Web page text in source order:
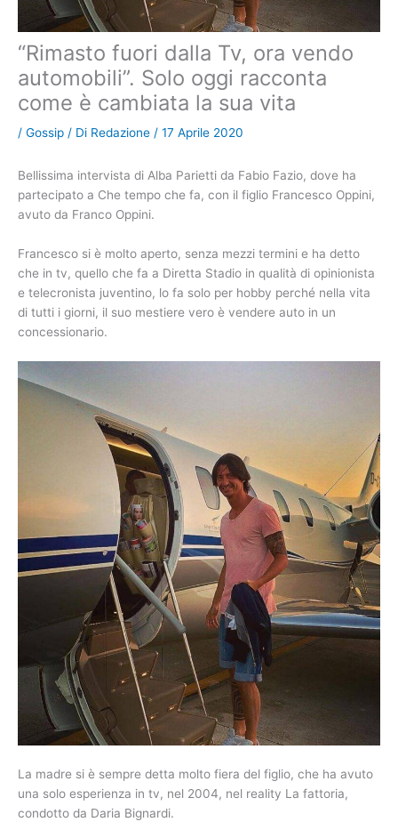
“Rimasto fuori dalla Tv, ora vendo
automobili”. Solo oggi racconta
come è cambiata la sua vita
/ Gossip / Di Redazione / 17 Aprile 2020
Bellissima intervista di Alba Parietti da Fabio Fazio, dove ha
partecipato a Che tempo che fa, con il figlio Francesco Oppini,
avuto da Franco Oppini.
Francesco si è molto aperto, senza mezzi termini e ha detto
che in tv, quello che fa a Diretta Stadio in qualità di opinionista
e telecronista juventino, lo fa solo per hobby perché nella vita
di tutti i giorni, il suo mestiere vero è vendere auto in un
concessionario.
La madre si è sempre detta molto fiera del figlio, che ha avuto
una solo esperienza in tv, nel 2004, nel reality La fattoria,
condotto da Daria Bignardi.